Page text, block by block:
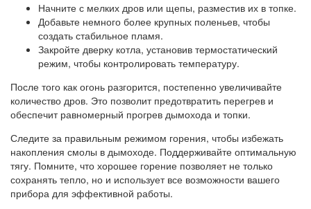
Начните с мелких дров или щепы, разместив их в топке.
Добавьте немного более крупных поленьев, чтобы
создать стабильное пламя.
Закройте дверку котла, установив термостатический
режим, чтобы контролировать температуру.
После того как огонь разгорится, постепенно увеличивайте
количество дров. Это позволит предотвратить перегрев и
обеспечит равномерный прогрев дымохода и топки.
Следите за правильным режимом горения, чтобы избежать
накопления смолы в дымоходе. Поддерживайте оптимальную
тягу. Помните, что хорошее горение позволяет не только
сохранять тепло, но и использует все возможности вашего
прибора для эффективной работы.